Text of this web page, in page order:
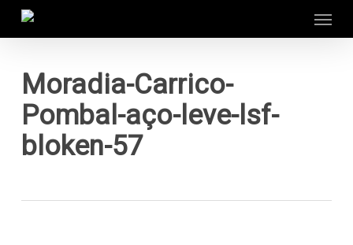
contentMoradia-Carrico-
Pombal-aço-leve-lsf-
bloken-57